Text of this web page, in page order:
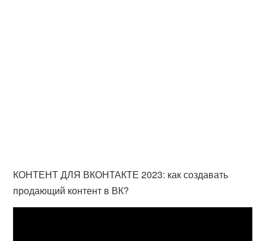
КОНТЕНТ ДЛЯ ВКОНТАКТЕ 2023: как создавать
продающий контент в ВК?